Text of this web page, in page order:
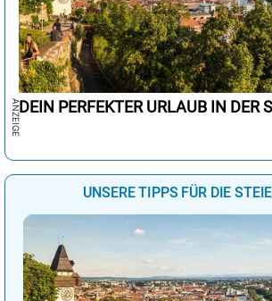
DEIN PERFEKTER URLAUB IN DER
UNSERE TIPPS FÜR DIE